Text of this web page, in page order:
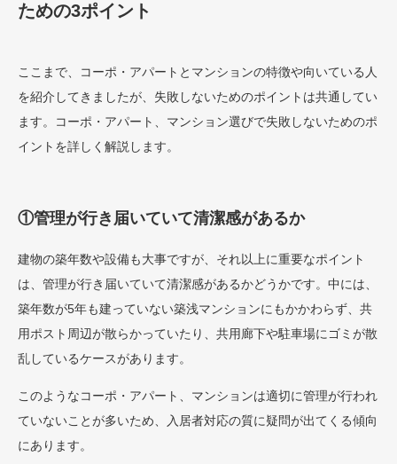
ための3ポイント
ここまで、コーポ・アパートとマンションの特徴や向いている人
を紹介してきましたが、失敗しないためのポイントは共通してい
ます。コーポ・アパート、マンション選びで失敗しないためのポ
イントを詳しく解説します。
①管理が行き届いていて清潔感があるか
建物の築年数や設備も大事ですが、それ以上に重要なポイント
は、管理が行き届いていて清潔感があるかどうかです。中には、
築年数が5年も建っていない築浅マンションにもかかわらず、共
用ポスト周辺が散らかっていたり、共用廊下や駐車場にゴミが散
乱しているケースがあります。
このようなコーポ・アパート、マンションは適切に管理が行われ
ていないことが多いため、入居者対応の質に疑問が出てくる傾向
にあります。